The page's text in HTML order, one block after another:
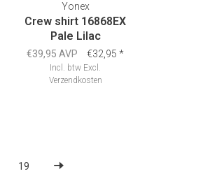
Yonex
Crew shirt 16868EX
Pale Lilac
€39,95 AVP €32,95 *
Incl. btw Excl.
Verzendkosten
19